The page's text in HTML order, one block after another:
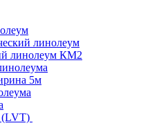
линолеум
линолеум КМ2
5м
(LVT)